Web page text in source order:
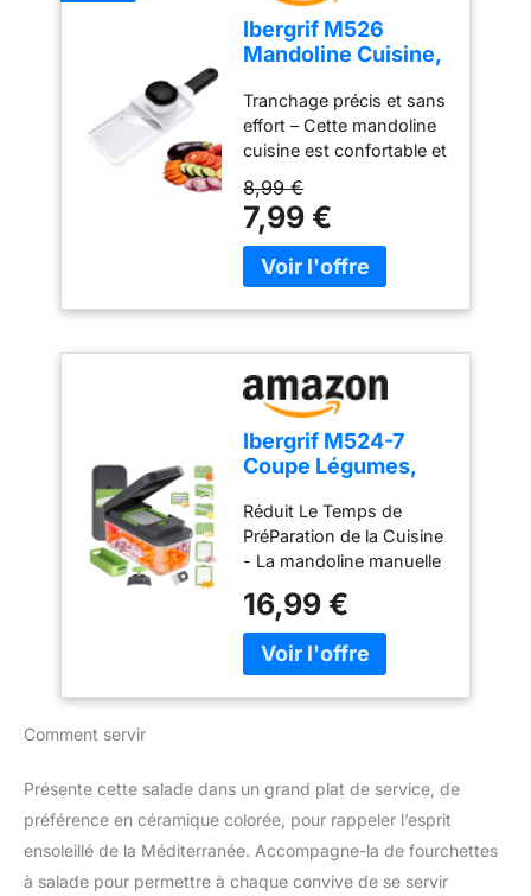
Ibergrif M526
Mandoline Cuisine,
Réglable 1–4 mm
Tranchage précis et sans
effort – Cette mandoline
cuisine est confortable et
permet d’obtenir des
tranches fines, nettes et
régulières avec un
minimum d’effort. Que
elle est simple et intuitive
à prendre en main
Épaisseur réglable 1–4
mm – Cette mandoline
multifonctions dispose
de trois réglages
répondre à différents
besoins. Choisissez des
tranches fines (1 mm),
moyennes (2 mm) ou
épaisses (4 mm) selon
les ingrédients et les
recettes. Afin de
s’adapter à différents
et flexible Préparation
rapide et efficace –
Tranchez directement
sur une planche à
8,99 €
7,99 €
Ibergrif M524-7
Coupe Légumes,
Multifonction
Réduit Le Temps de
PréParation de la Cuisine
- La mandoline manuelle
de 1300 ml, les
accessoires
comprennent 1 récipient
verrouillage inclus), 1
porte-couteau, 1 poignée
de sécurité, 1 panier
d'égouttage (avec fente
pour les lames), 1
16,99 €
Comment servir
Présente cette salade dans un grand plat de service, de
préférence en céramique colorée, pour rappeler l’esprit
ensoleillé de la Méditerranée. Accompagne-la de fourchettes
à salade pour permettre à chaque convive de se servir